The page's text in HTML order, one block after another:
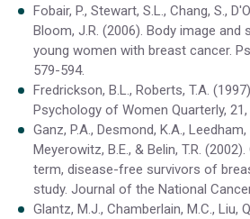
Fobair, P., Stewart, S.L., Chang, S.,
Bloom, J.R. (2006). Body image and
young women with breast cancer.
579-594.
Fredrickson, B.L., Roberts, T.A.
Psychology of Women Quarterly, 21,
Ganz, P.A., Desmond, K.A., Leedham,
Meyerowitz, B.E., & Belin, T.R.
term, disease-free survivors of
study. Journal of the National
Glantz, M.J., Chamberlain, M.C., Liu,